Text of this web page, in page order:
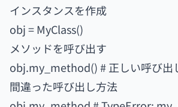
インスタンスを作成
obj = MyClass()
メソッドを呼び出す
obj.my_method() # 正しい呼び出
間違った呼び出し方法